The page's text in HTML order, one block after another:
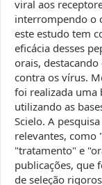
viral aos
interrompendo o
este estudo tem
eficácia desses
orais,
contra os vírus.
foi realizada uma
utilizando as
Scielo. A
relevantes,
"tratamento" e
publicações, que
de seleção